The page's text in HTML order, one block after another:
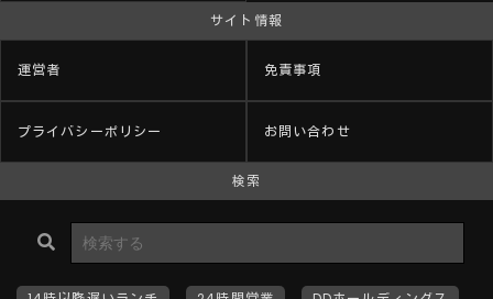
サイト情報
運営者 免責事項
プライバシーポリシー お問い合わせ
検索